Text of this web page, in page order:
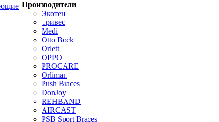
Производители
Экотен
Тривес
Medi
Otto Bock
Orlett
OPPO
PROCARE
Orliman
Push Braces
DonJoy
REHBAND
AIRCAST
PSB Sport Braces